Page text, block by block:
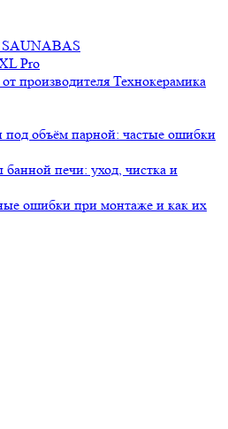
SAUNABAS
Pro
производителя Технокерамика
под объём парной: частые ошибки
печи: уход, чистка и
ошибки при монтаже и как их